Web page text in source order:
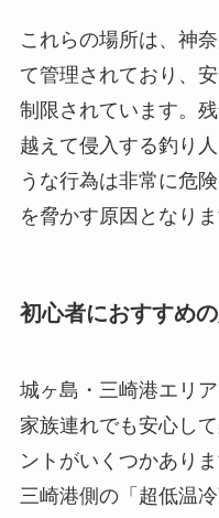
これらの場所は、神
て管理されており、
制限されています。
越えて侵入する釣り
うな行為は非常に危
を脅かす原因となりま
初心者におすすめ
城ヶ島・三崎港エリ
家族連れでも安心し
ントがいくつかあり
三崎港側の「超低温冷